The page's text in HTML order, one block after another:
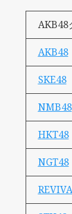
AKB48
SKE48
NMB48
HKT48
NGT48